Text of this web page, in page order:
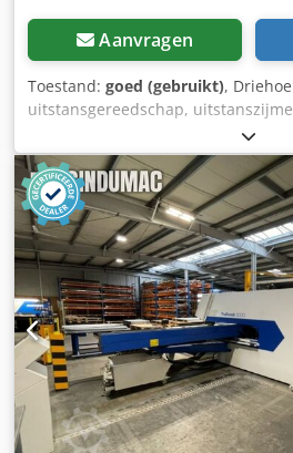
Aanvragen
Toestand: goed (gebruikt),
uitstansgereedschap,
afscheidgereedschap,
ponsmatrijs, ponsstempel
Ponsgereedschap: hoekig
uitstanseenheid -Afmetingen: zie
150/130/H80 mm -Gewicht: 4,4 kg